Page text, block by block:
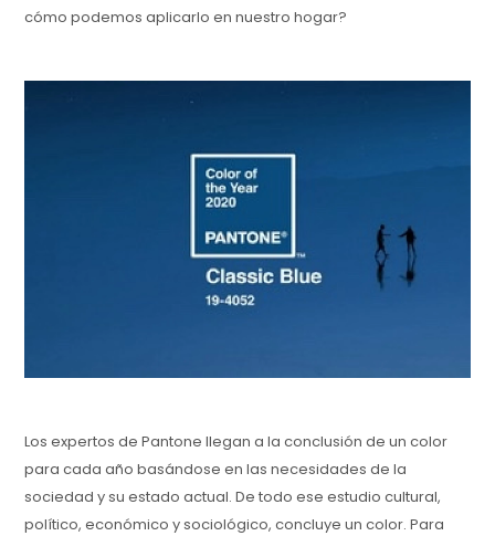
cómo podemos aplicarlo en nuestro hogar?
Los expertos de Pantone llegan a la conclusión de un color
para cada año basándose en las necesidades de la
sociedad y su estado actual. De todo ese estudio cultural,
político, económico y sociológico, concluye un color. Para